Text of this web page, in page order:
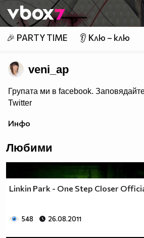
👾
🎉 PARTY TIME 👂 Клю – клю
veni_ap
Групата ми в facebook.
Twitter
Не снимам за известност, не
моето хоби. Ако не Ви е приятно
Инфо
Любими
Linkin Park - One Step Closer
548 26.08.2011